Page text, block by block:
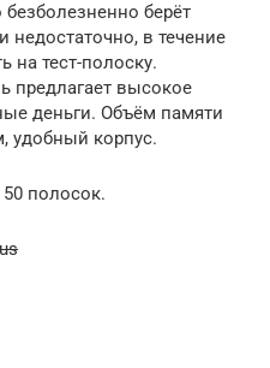
берёт
недостаточно, в течение
на тест-полоску.
предлагает высокое
деньги. Объём памяти
удобный корпус.
полосок.